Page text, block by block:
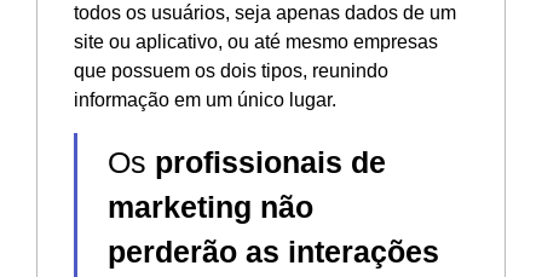
todos os usuários, seja apenas dados de um
site ou aplicativo, ou até mesmo empresas
que possuem os dois tipos, reunindo
informação em um único lugar.
Os profissionais de
marketing não
perderão as interações